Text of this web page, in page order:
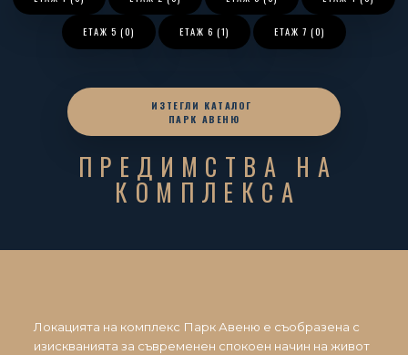
ЕТАЖ5 (0) ЕТАЖ 6 (1) ЕТАЖ 7 (0)
ИЗТЕГЛИ КАТАЛОГ
ПАРК АВЕНЮ
ПРЕДИМСТВА НА
КОМПЛЕКСА
Локацията на комплекс Парк Авеню е съобразена с
изискванията за съвременен спокоен начин на живот